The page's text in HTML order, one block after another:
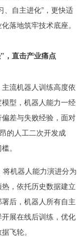
、自主进化”，更快适
落地筑牢技术底座。
，直击产业痛点
流机器人训练高度依
型，机器人能力一经
差与失败经验，面对
的人工二次开发成
。
机器人能力演进分为
，依托历史数据建立
后，机器人所有自主
展在线后训练，优化
飞轮。